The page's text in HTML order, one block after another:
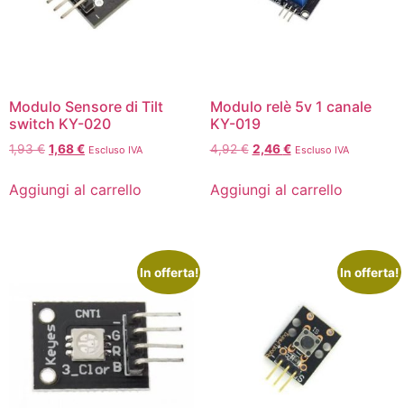
Modulo Sensore di Tilt
switch KY-020
1,93€ 1,68€ Escluso IVA
Aggiungi al carrello
Modulo relè 5v 1 canale
KY-019
4,92€ 2,46€ Escluso IVA
Aggiungi al carrello
In offerta! In offerta!